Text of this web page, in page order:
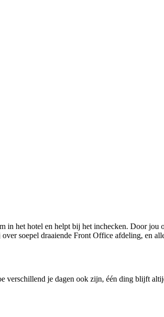
het hotel en helpt bij het inchecken. Door jou
soepel draaiende Front Office afdeling, en
je dagen ook zijn, één ding blijft